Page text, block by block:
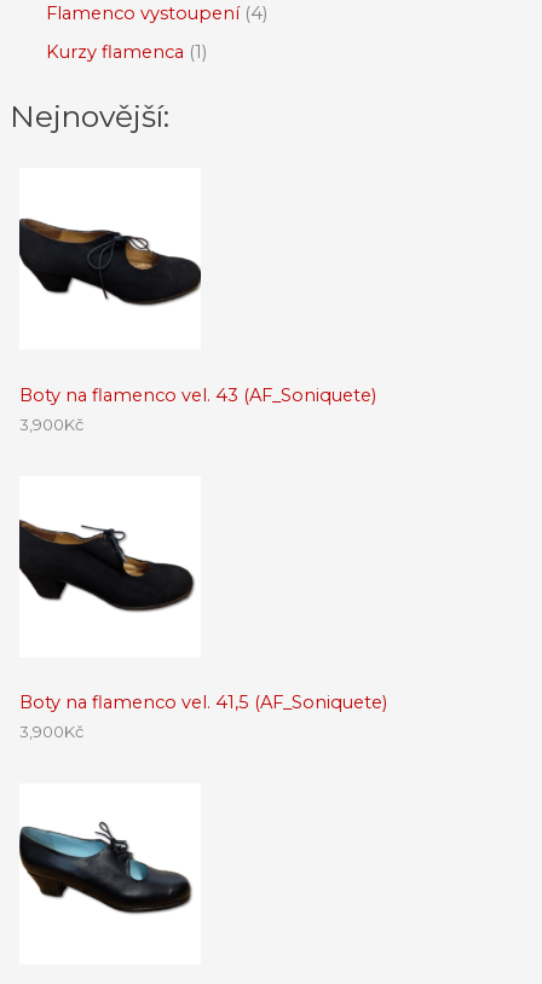
Flamenco vystoupení 4
Kurzy flamenca 1
Nejnovější:
Boty na flamenco vel. 43 (AF_Soniquete)
3,900Kč
Boty na flamenco vel. 41,5 (AF_Soniquete)
3,900Kč